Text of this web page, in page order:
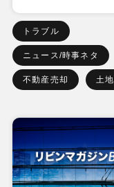
トラブル
ニュース/時事ネタ
不動産売却 土地